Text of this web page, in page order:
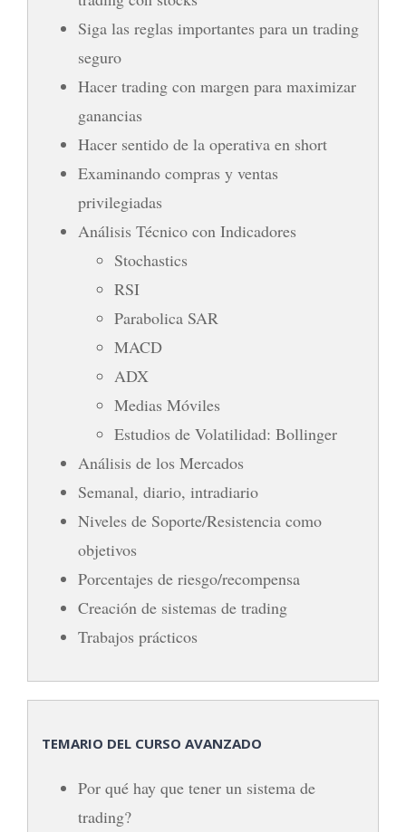
Siga las reglas importantes para un trading
seguro
Hacer trading con margen para maximizar
ganancias
Hacer sentido de la operativa en short
Examinando compras y ventas
privilegiadas
Análisis Técnico con Indicadores
Stochastics
RSI
Parabolica SAR
MACD
ADX
Medias Móviles
Estudios de Volatilidad: Bollinger
Análisis de los Mercados
Semanal, diario, intradiario
Niveles de Soporte/Resistencia como
objetivos
Porcentajes de riesgo/recompensa
Creación de sistemas de trading
Trabajos prácticos
TEMARIO DEL CURSO AVANZADO
Por qué hay que tener un sistema de
trading?